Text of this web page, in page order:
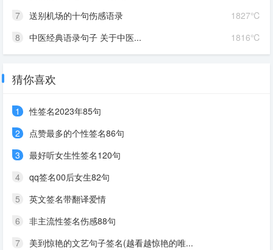
1827℃
7
送别机场的十句伤感语录
1816℃
8 中医经典语录句子 关于中医...
猜你喜欢
1
性签名2023年85句
2
点赞最多的个性签名86句
3
最好听女生性签名120句
4
qq签名00后女生82句
5
英文签名带翻译爱情
6
非主流性签名伤感88句
7
美到惊艳的文艺句子签名(越看越惊艳的唯...